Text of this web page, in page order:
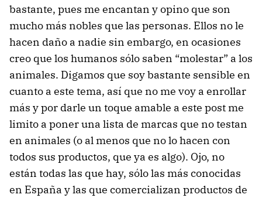
bastante, pues me encantan y opino que son
mucho más nobles que las personas. Ellos no le
hacen daño a nadie sin embargo, en ocasiones
creo que los humanos sólo saben “molestar” a los
animales. Digamos que soy bastante sensible en
cuanto a este tema, así que no me voy a enrollar
más y por darle un toque amable a este post me
limito a poner una lista de marcas que no testan
en animales (o al menos que no lo hacen con
todos sus productos, que ya es algo). Ojo, no
están todas las que hay, sólo las más conocidas
en España y las que comercializan productos de